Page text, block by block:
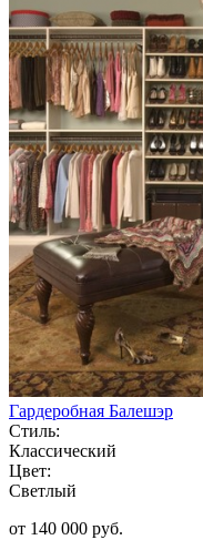
Гардеробная Балешэр
Стиль:
Классический
Цвет:
Светлый
от 140 000 руб.